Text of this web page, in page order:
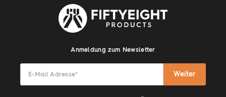
Anmeldung zum Newsletter
E-Mail Adresse* Weiter